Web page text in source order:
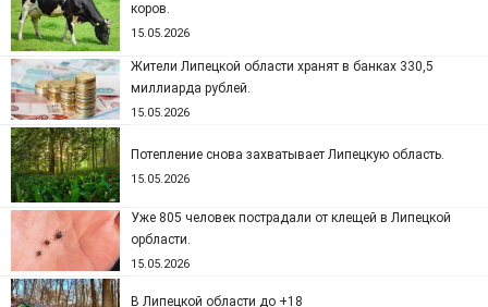
коров.
15.05.2026
Жители Липецкой области хранят в банках 330,5
миллиарда рублей.
15.05.2026
Потепление снова захватывает Липецкую область.
15.05.2026
Уже 805 человек пострадали от клещей в Липецкой
орбласти.
15.05.2026
В Липецкой области до +18